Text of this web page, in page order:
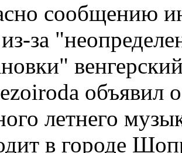
сообщению
за
объявил
летнего
в городе